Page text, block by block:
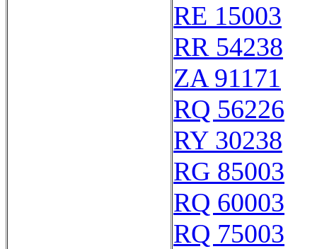
RE 15003
RR 54238
ZA 91171
RQ 56226
RY 30238
RG 85003
RQ 60003
RQ 75003